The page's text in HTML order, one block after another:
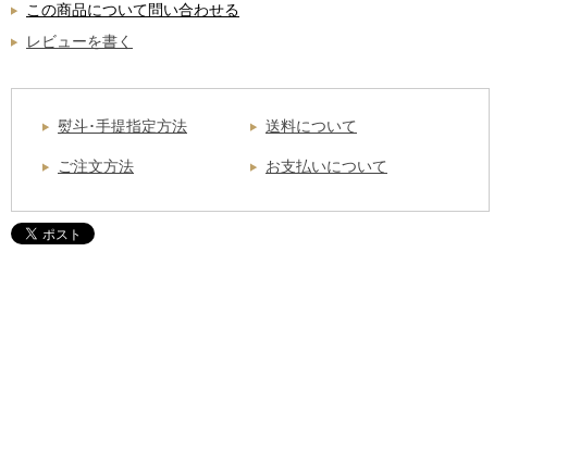
熨斗･手提指定方法 送料について
ご注文方法 お支払いについて
この商品について問い合わせる
レビューを書く